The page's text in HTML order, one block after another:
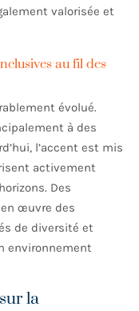
valorisée et
au fil des
évolué.
à des
l’accent est mis
activement
Des
œuvre des
de diversité et
environnement
la